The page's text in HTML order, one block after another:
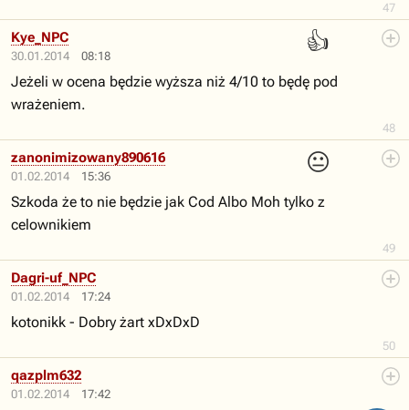
47
30.01.2014 08:18
👍
48
Kye_NPC
Jeżeli w ocena będzie wyższa niż 4/10 to będę pod
wrażeniem.
01.02.2014 15:36
😐
49
zanonimizowany890616
Szkoda że to nie będzie jak Cod Albo Moh tylko z
celownikiem
01.02.2014 17:24
50
Dagri-uf_NPC
kotonikk - Dobry żart xDxDxD
01.02.2014 17:42
qazplm632